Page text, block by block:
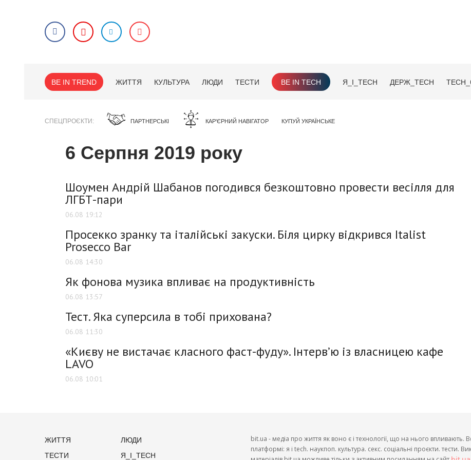
BE IN TREND ЖИТТЯ КУЛЬТУРА ЛЮДИ ТЕСТИ BE IN TECH Я_І_TECH ДЕРЖ_TECH
СПЕЦПРОЄКТИ ПАРТНЕРСЬКІ КАР'ЄРНИЙ НАВІГАТОР КУПУЙ УКРАЇНСЬКЕ
6 Серпня 2019 року
Шоумен Андрій Шабанов погодився безкоштовно провести весілля для
ЛГБТ-пари
06.08 19:12
Просекко зранку та італійські закуски. Біля цирку відкрився Italist
Prosecco Bar
06.08 14:30
Як фонова музика впливає на продуктивність
06.08 13:57
Тест. Яка суперсила в тобі прихована?
06.08 11:30
«Києву не вистачає класного фаст-фуду». Інтерв’ю із власницею кафе
LAVO
06.08 10:01
ЖИТТЯ
ЛЮДИ
ТЕСТИ
Я_І_TECH
bit.ua - медіа про життя як воно є і технології, що на нього впливають.
платформі: я і tech. наукпоп. культура. секс. соціальні проєкти. тести.